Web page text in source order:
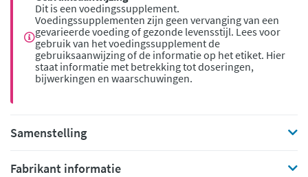
Dit is een voedingssupplement.
Voedingssupplementen zijn geen vervanging van een
gevarieerde voeding of gezonde levensstijl. Lees voor
gebruik van het voedingssupplement de
gebruiksaanwijzing of de informatie op het etiket. Hier
staat informatie met betrekking tot doseringen,
bijwerkingen en waarschuwingen.
Samenstelling
Fabrikant informatie